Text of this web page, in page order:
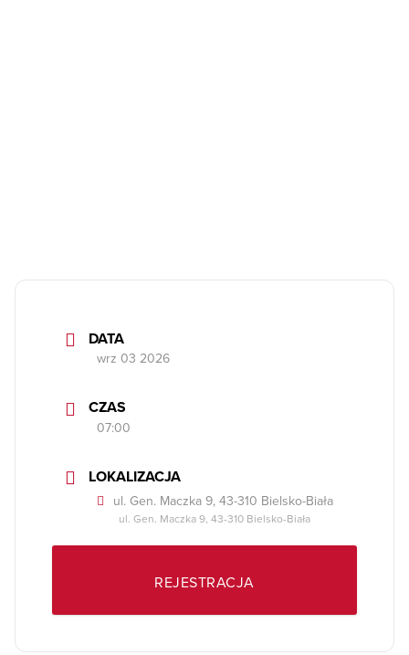
DATA
wrz 03 2026
CZAS
07:00
LOKALIZACJA
ul. Gen. Maczka 9, 43-310 Bielsko-Biała
ul. Gen. Maczka 9, 43-310 Bielsko-Biała
REJESTRACJA